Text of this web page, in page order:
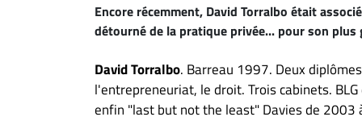
Encore récemment, David Torralbo était
détourné de la pratique privée... pour son
David Torralbo. Barreau 1997. Deux
l'entrepreneuriat, le droit. Trois cabinets.
enfin "last but not the least" Davies de 2003